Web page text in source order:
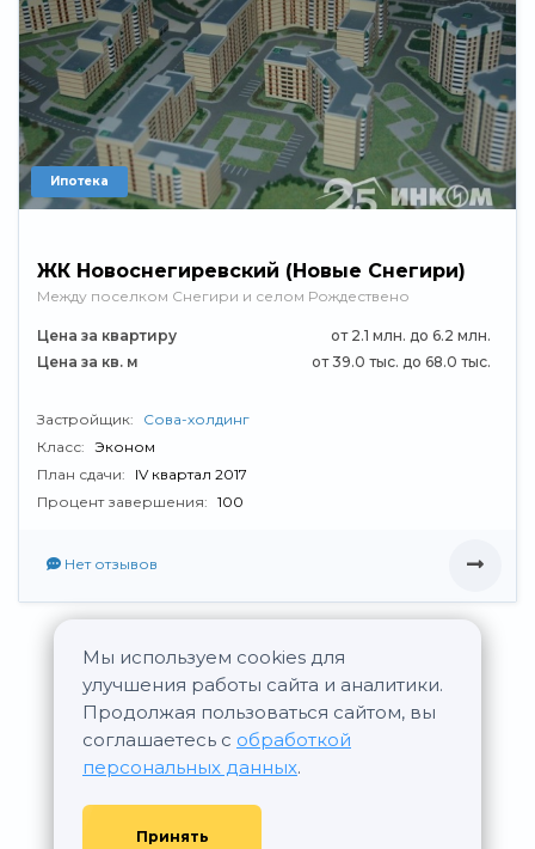
Мы используем cookies для
улучшения работы сайта и аналитики.
Продолжая пользоваться сайтом, вы
соглашаетесь с обработкой
персональных данных.
Принять
Ипотека
ЖК Новоснегиревский (Новые Снегири)
Между поселком Снегири и селом Рождествено
Цена за квартиру
от 2.1 млн. до 6.2 млн.
Цена за кв. м
от 39.0 тыс. до 68.0 тыс.
Застройщик:
Сова-холдинг
Класс: Эконом
План сдачи:
IV квартал 2017
Процент завершения: 100
Нет отзывов
Все новостройки Сова-холдинг